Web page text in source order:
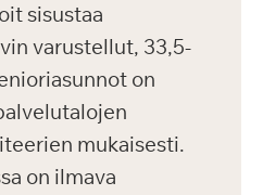
sisustaa
varustellut, 33,5-
on
mukaisesti.
on ilmava